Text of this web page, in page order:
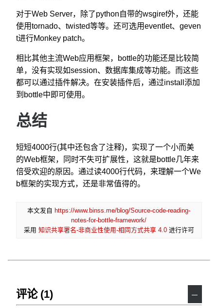
对于Web Server，除了python自带的wsgiref外，还能
使用tornado、twisted等等。还可选用eventlet、geven
t进行Monkey patch。
相比其他主流Web应用框架，bottle的功能还是比较简
单，没有实现如session、数据库集成等功能。而这些
都可以通过插件解决。在安装插件后，通过install添加
到bottle中即可使用。
总结
短短4000行(其中还包含了注释)，实现了一个小而美
的Web框架，同时不失可扩展性，这就是bottle几年来
倍受欢迎的原因。通过读4000行代码，来理解一个We
b框架的实现方式，还是非常值得的。
本文发自https://www.binss.me/blog/Source-code-reading-
notes-for-bottle-framework/
采用 知识共享署名-非商业性使用-相同方式共享 4.0进行许可
评论 (1) －